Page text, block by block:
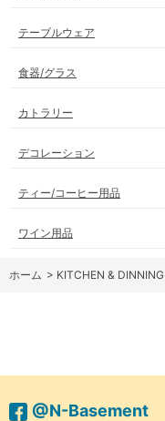
テーブルウェア
食器/グラス
カトラリー
デコレーション
ティー/コーヒー用品
ワイン用品
ホーム > KITCHEN & DINNING
@N-Basement